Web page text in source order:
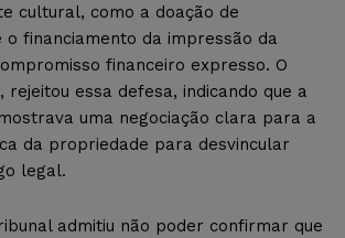
cultural, como a doação de
o financiamento da impressão da
financeiro expresso. O
essa defesa, indicando que a
uma negociação clara para a
da propriedade para desvincular
legal.
admitiu não poder confirmar que